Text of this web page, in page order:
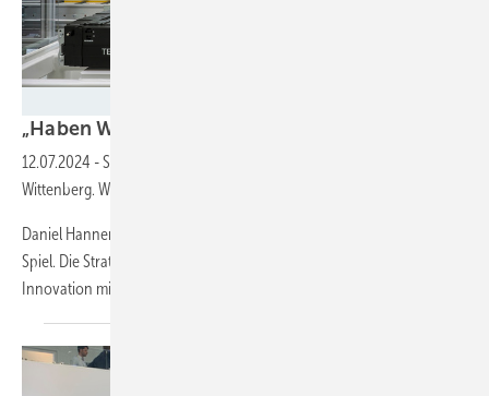
„Haben ­Wertschöpfung in Solar
12.07.2024 -Sie bauen gerade eine Speicherfertigung in Lutherstadt
Wittenberg. Wie behauptet man sich gegen asiatische Wettbewerber?
Daniel Hannemann: Das ist eigentlich schon seit 30 Jahren dasselbe
Spiel. Die Strategie von Tesvolt als Technologieunternehmen ist hohe
Innovation mit einer relativ